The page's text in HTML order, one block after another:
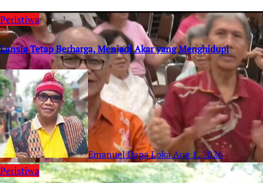
Peristiwa
Lansia Tetap Berharga, Menjadi Akar yang Menghidupi
Emanuel Dapa LokaAug 1, 2026
Peristiwa